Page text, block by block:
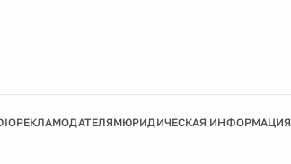
РЕКЛАМОДАТЕЛЯМЮРИДИЧЕСКАЯ ИНФОРМАЦИЯ